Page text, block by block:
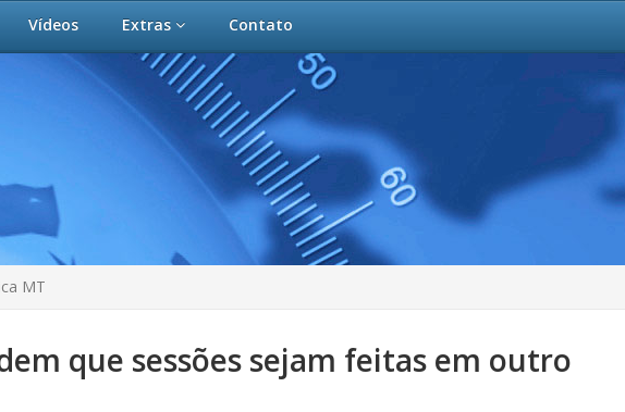
Vídeos Extras Contato
MT
que sessões sejam feitas em outro